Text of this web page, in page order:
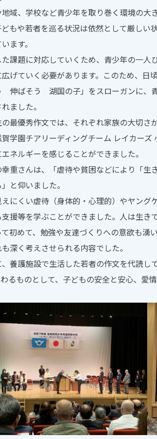
域、学校など青少年を取り巻く環境の大
もや若者を巡る状況は依然として厳しい
ます。
課題に対応していくため、青少年の一人
広げていく必要があります。このため、日
伸ばそう 湖国の子」をスローガンに、
ました。
最優秀作文では、それぞれ家族の大切さ
賀学園チアリーディングチーム レイカー
ネルギーを感じることができました。
重さんは、「虐待や貧困などにより「生
と仰いました。
にくい虐待（身体的・心理的）やヤング
援等を学ぶことができました。人は生
初めて、勉強や友達づくりへの意欲も
深く考えさせられる内容でした。
養護施設で生活した若者の作文を代読し
るものとして、子どもの安全と安心、愛